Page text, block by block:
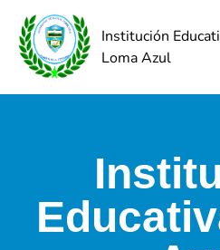
Institución
Loma Azul